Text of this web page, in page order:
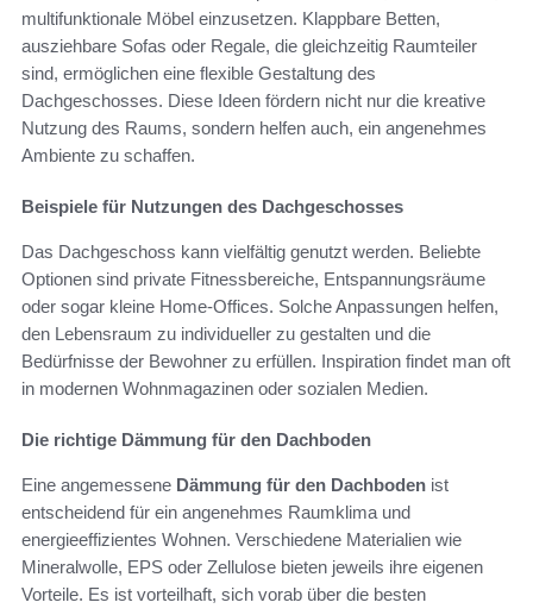
multifunktionale Möbel einzusetzen. Klappbare Betten,
ausziehbare Sofas oder Regale, die gleichzeitig Raumteiler
sind, ermöglichen eine flexible Gestaltung des
Dachgeschosses. Diese Ideen fördern nicht nur die kreative
Nutzung des Raums, sondern helfen auch, ein angenehmes
Ambiente zu schaffen.
Beispiele für Nutzungen des Dachgeschosses
Das Dachgeschoss kann vielfältig genutzt werden. Beliebte
Optionen sind private Fitnessbereiche, Entspannungsräume
oder sogar kleine Home-Offices. Solche Anpassungen helfen,
den Lebensraum zu individueller zu gestalten und die
Bedürfnisse der Bewohner zu erfüllen. Inspiration findet man oft
in modernen Wohnmagazinen oder sozialen Medien.
Die richtige Dämmung für den Dachboden
Eine angemessene Dämmung für den Dachboden ist
entscheidend für ein angenehmes Raumklima und
energieeffizientes Wohnen. Verschiedene Materialien wie
Mineralwolle, EPS oder Zellulose bieten jeweils ihre eigenen
Vorteile. Es ist vorteilhaft, sich vorab über die besten